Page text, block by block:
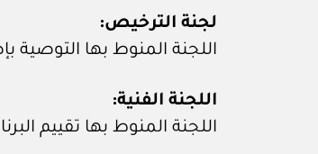
لجنة الترخيص:
اللجنة المنوط بها التوصية
اللجنة الفنية:
اللجنة المنوط بها تقييم البرنامج